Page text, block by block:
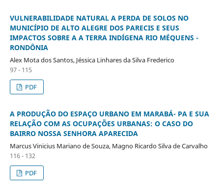
VULNERABILIDADE NATURAL A PERDA DE SOLOS NO
MUNICÍPIO DE ALTO ALEGRE DOS PARECIS E SEUS
IMPACTOS SOBRE A A TERRA INDÍGENA RIO MÉQUENS -
RONDÔNIA
Alex Mota dos Santos, Jéssica Linhares da Silva Frederico
97 - 115
PDF
A PRODUÇÃO DO ESPAÇO URBANO EM MARABÁ- PA E SUA
RELAÇÃO COM AS OCUPAÇÕES URBANAS: O CASO DO
BAIRRO NOSSA SENHORA APARECIDA
Marcus Vinicius Mariano de Souza, Magno Ricardo Silva de Carvalho
116 - 132
PDF